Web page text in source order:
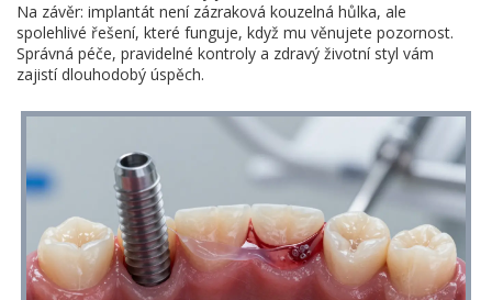
Na závěr: implantát není zázraková kouzelná hůlka, ale
spolehlivé řešení, které funguje, když mu věnujete pozornost.
Správná péče, pravidelné kontroly a zdravý životní styl vám
zajistí dlouhodobý úspěch.